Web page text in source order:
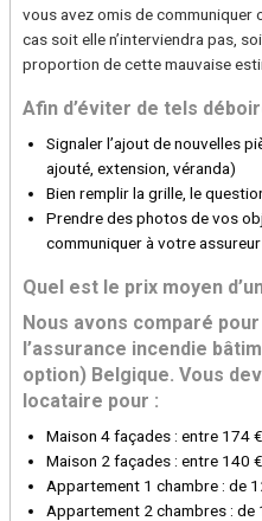
vous avez omis de communiquer
cas soit elle n’interviendra pas,
proportion de cette mauvaise
Afin d’éviter de tels
Signaler l’ajout de nouvelles
ajouté, extension, véranda)
Bien remplir la grille, le
Prendre des photos de vos
communiquer à votre assureur
Quel est le prix moyen
Nous avons comparé
l’assurance incendie
option) Belgique. Vous
locataire pour :
Maison 4 façades : entre 174
Maison 2 façades : entre 140
Appartement 1 chambre : de
Appartement 2 chambres : de